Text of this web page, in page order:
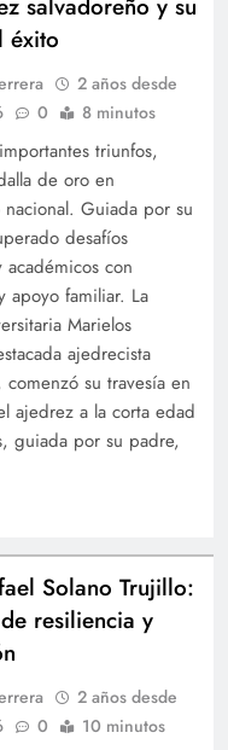
salvadoreño y su
éxito
2 años desde
0 8 minutos
triunfos,
de oro en
nacional. Guiada por su
desafíos
académicos con
apoyo familiar. La
Marielos
ajedrecista
comenzó su travesía en
ajedrez a la corta edad
guiada por su padre,
Solano Trujillo:
resiliencia y
2 años desde
0 10 minutos